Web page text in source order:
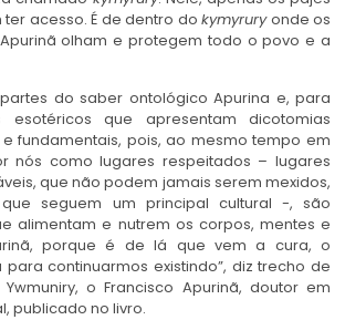
acesso. É de dentro do kymyruryonde os
olham e protegem todo o povo e a
do saber ontológico Apurina e, para
que apresentam dicotomias
fundamentais, pois, ao mesmo tempo em
nós como lugares respeitados – lugares
que não podem jamais serem mexidos,
seguem um principal cultural -, são
alimentam e nutrem os corpos, mentes e
porque é de lá que vem a cura, o
continuarmos existindo”, diz trecho de
o Francisco Apurinã, doutor em
publicado no livro.